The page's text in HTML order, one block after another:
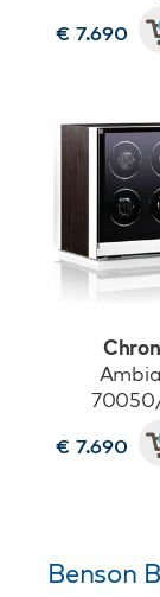
€ 7.690
70050/
€ 7.690
Benson